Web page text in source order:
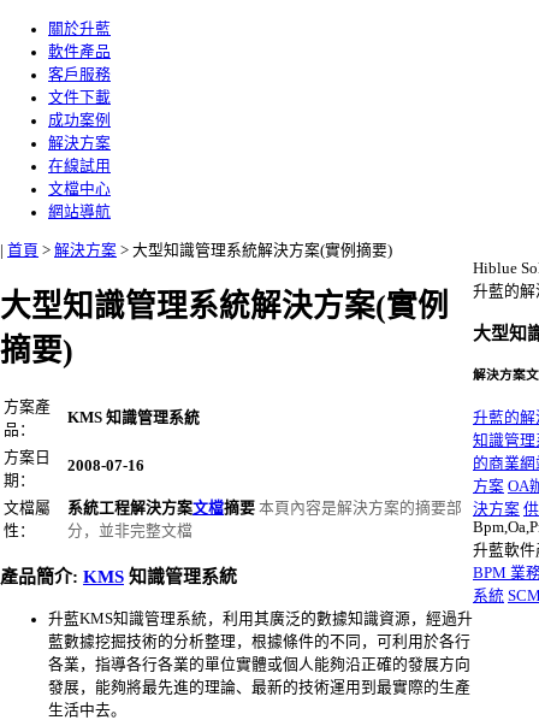
關於升藍
軟件產品
客戶服務
文件下載
成功案例
解決方案
在線試用
文檔中心
網站導航
| 首頁 > 解決方案 > 大型知識管理系統解決方案(實例摘要)
大型知識管理系統解決方案(實例
摘要)
方案產
品：
KMS 知識管理系統
方案日
期：
2008-07-16
文檔屬
性：
系統工程解決方案文檔摘要 本頁內容是解決方案的摘要部
分，並非完整文檔
產品簡介: KMS 知識管理系統
升藍KMS知識管理系統，利用其廣泛的數據知識資源，經過升
藍數據挖掘技術的分析整理，根據條件的不同，可利用於各行
各業，指導各行各業的單位實體或個人能夠沿正確的發展方向
發展，能夠將最先進的理論、最新的技術運用到最實際的生產
生活中去。
Hiblue
升藍的
大型知
解決方案
升藍的
知識管
的商業
方案 OA
決方案
升藍軟
BPM 業
系統